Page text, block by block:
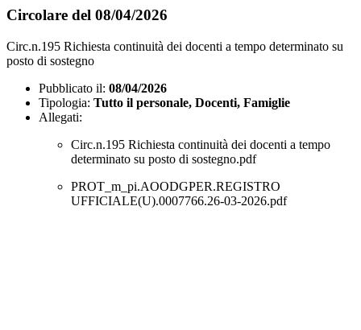
Circolare del 08/04/2026
Circ.n.195 Richiesta continuità dei docenti a tempo determinato su
posto di sostegno
Pubblicato il: 08/04/2026
Tipologia: Tutto il personale, Docenti, Famiglie
Allegati:
Circ.n.195 Richiesta continuità dei docenti a tempo
determinato su posto di sostegno.pdf
PROT_m_pi.AOODGPER.REGISTRO
UFFICIALE(U).0007766.26-03-2026.pdf